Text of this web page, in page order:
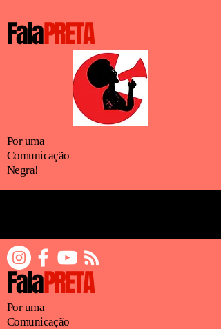
FalaPRETA
Por uma
Comunicação
Negra!
FalaPRETA
Por uma
Comunicação